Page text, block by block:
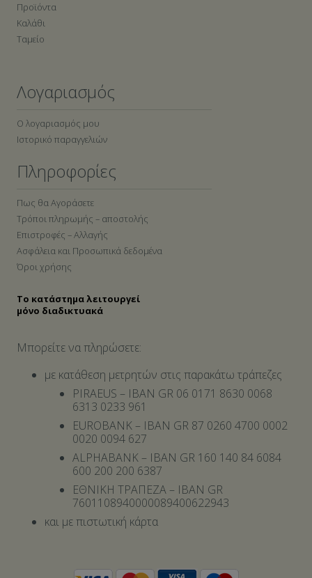
Προϊόντα
Καλάθι
Ταμείο
Λογαριασμός
Ο λογαριασμός μου
Ιστορικό παραγγελιών
Πληροφορίες
Πως θα Αγοράσετε
Τρόποι πληρωμής – αποστολής
Επιστροφές – Αλλαγής
Ασφάλεια και Προσωπικά δεδομένα
Όροι χρήσης
Το κατάστημα λειτουργεί
μόνο διαδικτυακά
Μπορείτε να πληρώσετε:
με κατάθεση μετρητών στις παρακάτω τράπεζες
PIRAEUS – IBAN GR 06 0171 8630 0068
6313 0233 961
EUROBANK – IBAN GR 87 0260 4700 0002
0020 0094 627
ALPHABANK – IBAN GR 160 140 84 6084
600 200 200 6387
ΕΘΝΙΚΗ ΤΡΑΠΕΖΑ – IBAN GR
7601108940000089400622943
και με πιστωτική κάρτα